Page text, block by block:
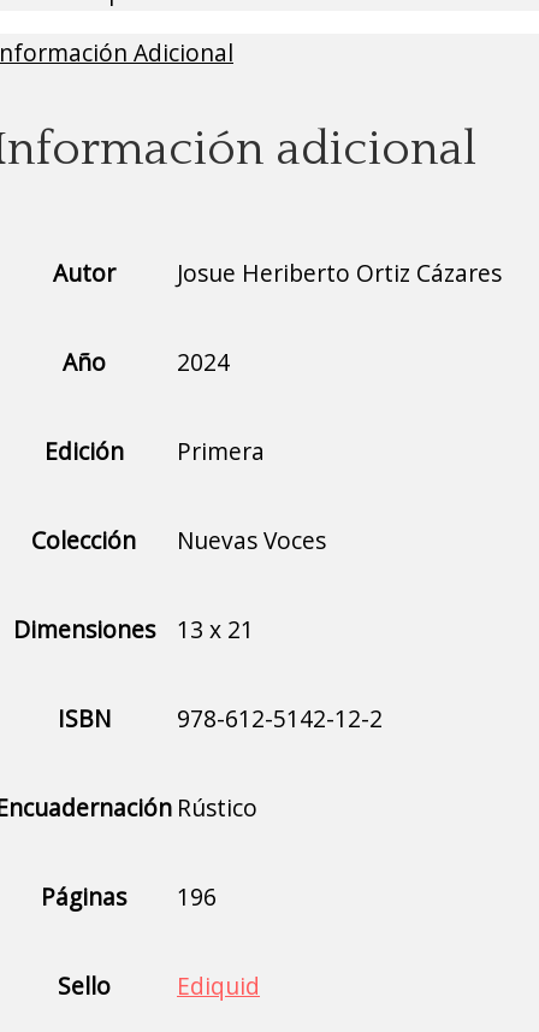
Adicional
adicional
Autor Josue Heriberto Ortiz Cázares
Año 2024
Edición Primera
Colección Nuevas Voces
Dimensiones 13 x 21
ISBN 978-612-5142-12-2
Rústico
Páginas 196
Sello
Ediquid